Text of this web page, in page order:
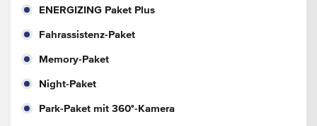
ENERGIZING Paket Plus
Fahrassistenz-Paket
Memory-Paket
Night-Paket
Park-Paket mit 360°-Kamera